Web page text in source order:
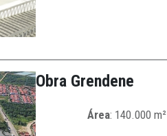
Obra Grendene
Área: 140.000 m²